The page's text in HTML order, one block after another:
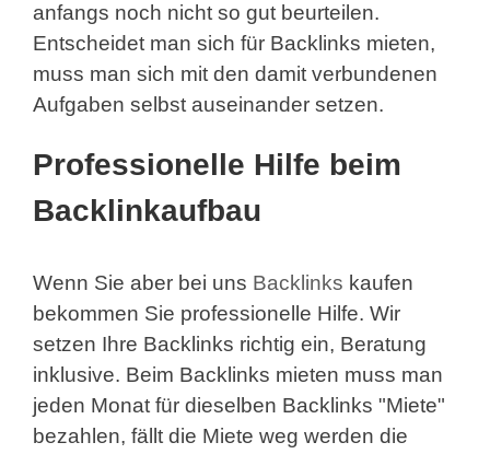
anfangs noch nicht so gut beurteilen.
Entscheidet man sich für Backlinks mieten,
muss man sich mit den damit verbundenen
Aufgaben selbst auseinander setzen.
Professionelle Hilfe beim
Backlinkaufbau
Wenn Sie aber bei uns Backlinks kaufen
bekommen Sie professionelle Hilfe. Wir
setzen Ihre Backlinks richtig ein, Beratung
inklusive. Beim Backlinks mieten muss man
jeden Monat für dieselben Backlinks "Miete"
bezahlen, fällt die Miete weg werden die